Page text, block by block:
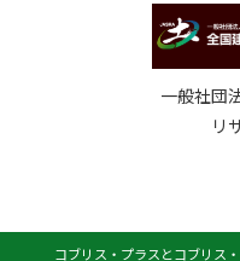
一般社団
リ
コブリス・プラスとコブリス